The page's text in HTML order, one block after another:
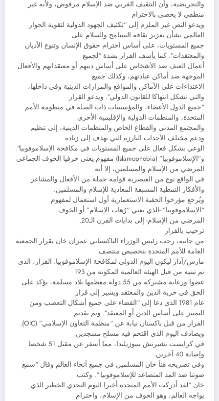
والتحريضية، وأن التثقيف الغربي ضد الإسلام مرفوض، ولأنه غير
منطقي لا يحضى بالاحترام
ويدعو النص غير الملزم إلى “تكثيف الجهود الدولية لتقوية الحوار
العالمي بشأن تعزيز ثقافة التسامح والسلام على
جميع المستويات، على أساس احترام حقوق الإنسان وتنوع الأديان
والمعتقدات”. كما يأسف القرار بشدة “لجميع
أعمال العنف ضد الأشخاص على أساس دينهم أو معتقداتهم والأفعال
الموجهة ضد أماكن عبادتهم، وكذلك جميع
الاعتداءات على الأماكن والمواقع والمزارات الدينية وفي داخلها،
والتي تشكل انتهاكا للقانون الدولي”. ويدعو القرار
“جميع الدول الأعضاء، والمؤسسات ذات الصلة في منظومة الأمم
المتحدة، والمنظمات الدولية والإقليمية الأخرى
والمجتمع المدني والقطاع الخاص والمنظمات الدينية، إلى تنظيم
ودعم مختلف الأحداث البارزة التي تهدف إلى زيادة
الوعي بشكل فعال على جميع المستويات في مكافحة الإسلاموفوبيا”.
و”الإسلاموفوبيا” (Islamophobia) مفهوم يعني حرفيا الخوف الجماعي
المرضي من الإسلام والمسلمين، إلا أنه
في الواقع نوع من العنصرية قوامه جملة من الأفعال والمشاعر
والأفكار النمطية المسبقة المعادية للإسلام والمسلمين.
ويُرجع مؤرخوا الحقبة الاستعمارية أول استعمال لمفهوم
“الإسلاموفوبيا” -الذي يعني “رُهاب الإسلام” أو الخوف
المرضي من الإسلام- إلى بدايات القرن الـ20.
ترحيب بالقرار
من جانبه، رحب رئيس الوزراء الباكستاني عمران خان بقرار الجمعية
العامة للأمم المتحدة بتخصيص منتصف
مارس/آذار ليكون اليوم الدولي لمكافحة الإسلاموفوبيا. القرار، الذي
تم تبنيه من قبل الهيئة العالمية المكونة من 193
عضوا ورعاية مشتركة من 55 دولة معظمها بلاد مسلمة، يؤكد على
الحق في حرية الدين والمعتقد ويشير إلى قرار
عام 1981 الذي دعا إلى “القضاء على جميع أشكال التعصب ومن
التمييز على أساس الدين أو المعتقد”. وتم تقديم
القرار من قبل باكستان نيابة عن “منظمة التعاون الإسلامي” (OIC).
ويصادف اليوم الذي اقتحم فيه مسلح مسجدين
في كرايست تشيرتش بنيوزيلندا، مما أسفر عن مقتل 51 شخصا
وإصابة 40 آخرين.
وفي تصريحه هنأ خان المسلمين في جميع أنحاء العالم وقال “سمع
صوتنا ضد المد المتصاعد للإسلاموفوبيا “. وكتب
خان “لقد أدركت الأمم المتحدة أخيرا اليوم التحدي الخطير الذي
يواجه العالم، وهو الخوف من الإسلام، واحترام